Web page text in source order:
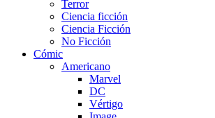
Terror
Ciencia ficción
Ciencia Ficción
No Ficción
Cómic
Americano
Marvel
DC
Vértigo